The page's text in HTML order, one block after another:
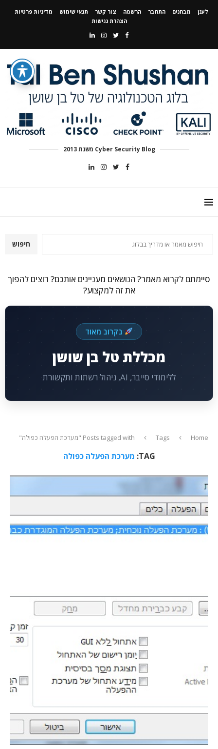
לענן מבחנים התחבר הרשמה צור קשר תנאי שימוש
מדיניות פרטיות
הצהרת נגישות
Cyber Security Blog משנת 2013
חיפוש
סיימתם לקרוא מאמר? הנושאים מעניינים אותכם? רוצים להפוך
את זה למקצוע?
בקרוב מאוד
מכללת טל בן שושן
ללימודי סייבר, AI, ניהול רשתות ותקשורת
Home
Tags Posts tagged with "מערכת הפעלה כפולה"
TAG: מערכת הפעלה כפולה